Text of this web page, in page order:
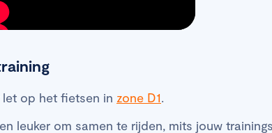
op het fietsen in zone D1.
leuker om samen te rijden, mits jouw